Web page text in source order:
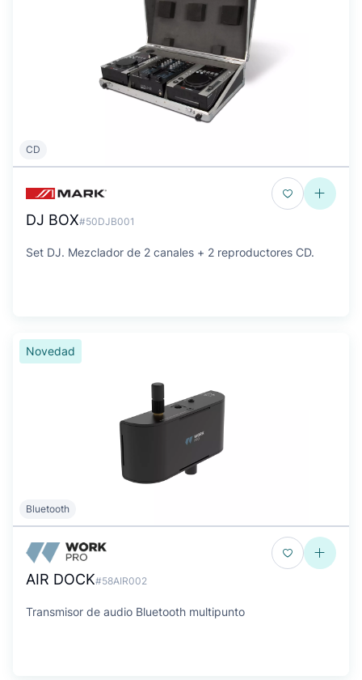
CD
DJ BOX#50DJB001
Set DJ. Mezclador de 2 canales + 2 reproductores CD.
Novedad
Bluetooth
AIR DOCK#58AIR002
Transmisor de audio Bluetooth multipunto